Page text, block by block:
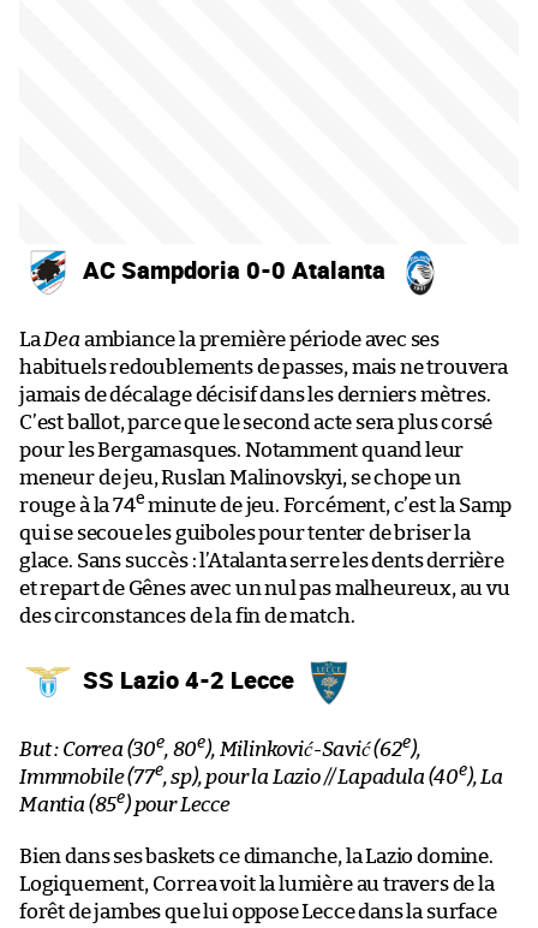
AC Sampdoria 0-0 Atalanta
La Dea ambiance la première période avec ses
habituels redoublements de passes, mais ne trouvera
jamais de décalage décisif dans les derniers mètres.
C’est ballot, parce que le second acte sera plus corsé
pour les Bergamasques. Notamment quand leur
meneur de jeu, Ruslan Malinovskyi, se chope un
rouge à la 74e minute de jeu. Forcément, c’est la Samp
qui se secoue les guiboles pour tenter de briser la
glace. Sans succès : l’Atalanta serre les dents derrière
et repart de Gênes avec un nul pas malheureux, au vu
des circonstances de la fin de match.
SS Lazio 4-2 Lecce
But : Correa (30e, 80e), Milinković-Savić (62e),
Immmobile (77e, sp), pour la Lazio // Lapadula (40e), La
Mantia (85e) pour Lecce
Bien dans ses baskets ce dimanche, la Lazio domine.
Logiquement, Correa voit la lumière au travers de la
forêt de jambes que lui oppose Lecce dans la surface